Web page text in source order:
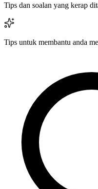
Tips dan soalan yang kerap
Tips untuk membantu anda